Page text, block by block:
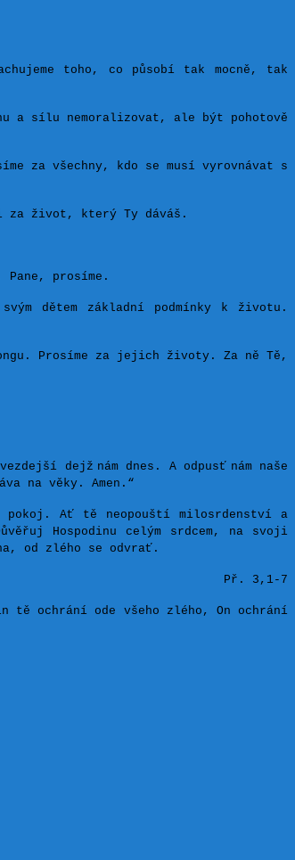
toho, co působí tak mocně, tak
a sílu nemoralizovat, ale být pohotově
za všechny, kdo se musí vyrovnávat s
za život, který Ty dáváš.
prosíme.
dětem základní podmínky k životu.
Prosíme za jejich životy. Za ně Tě,
vezdejší dejž nám dnes. A odpusť nám naše
na věky. Amen.“
Ať tě neopouští milosrdenství a
Hospodinu celým srdcem, na svoji
od zlého se odvrať.
Př. 3,1-7
tě ochrání ode všeho zlého, On ochrání